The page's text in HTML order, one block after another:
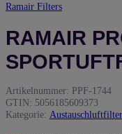
Ramair Filters
RAMAIR
Artikelnummer: PPF-1744
GTIN: 5056185609373
Kategorie: Austauschluftfilter